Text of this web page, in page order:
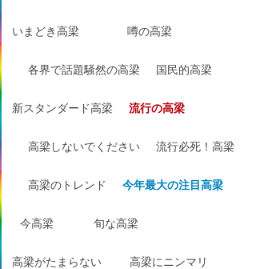
いまどき高梁 噂の高梁
各界で話題騒然の高梁 国民的高梁
新スタンダード高梁 流行の高梁
高梁しないでください 流行必死！高梁
高梁のトレンド 今年最大の注目高梁
今高梁 旬な高梁
高梁がたまらない 高梁にニンマリ